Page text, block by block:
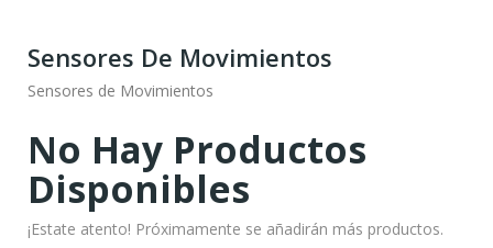
Sensores De Movimientos
Sensores de Movimientos
No Hay Productos
Disponibles
¡Estate atento! Próximamente se añadirán más productos.